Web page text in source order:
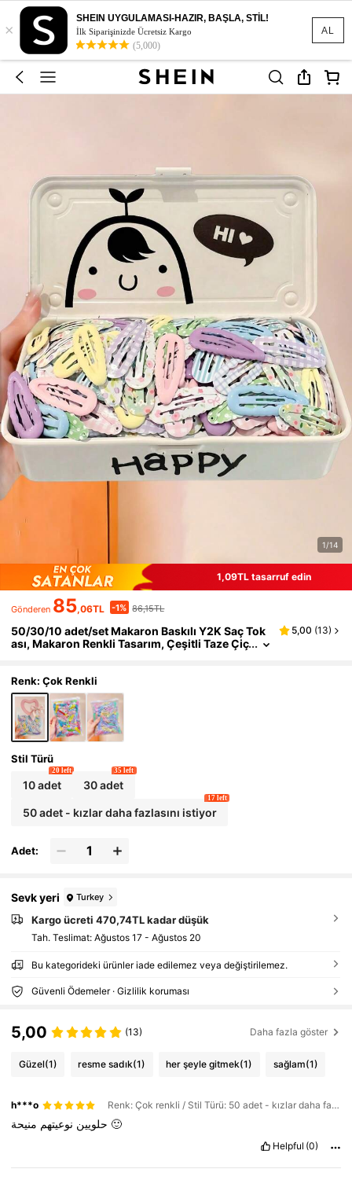
AL
×
SHEIN UYGULAMASI-HAZIR, BAŞLA, STİL!
İlk Siparişinizde Ücretsiz Kargo
(5,000)
1/14
1,09TL tasarruf edin
Gönderen 85,06TL -1% 86,15TL
50/30/10 adet/set Makaron Baskılı Y2K Saç Tok
ası, Makaron Renkli Tasarım, Çeşitli Taze Çiç
ünlük Kullanım, Okul, Parti, Tatil, Açık Hava Sporl
arı İçin Uygun, Retro, Tatlı ve Akademik Tarzlara
Uygun
5,00 (13)
Renk: Çok Renkli
Stil Türü
10 adet
20 left
30 adet
35 left
50 adet - kızlar daha fazlasını istiyor
17 left
Adet:
Sevk yeri Turkey
Kargo ücreti 470,74TL kadar düşük
Tah. Teslimat: Ağustos 17 - Ağustos 20
Bu kategorideki ürünler iade edilemez veya değiştirilemez.
Güvenli Ödemeler · Gizlilik koruması
5,00 (13) Daha fazla göster
Güzel(1) resme sadık(1) her şeyle gitmek(1) sağlam(1)
h***o Renk: Çok renkli / Stil Türü: 50 adet - kızlar daha fazlasını istiyor
حلويين نوعيتهم منيحة🙂
Helpful (0)